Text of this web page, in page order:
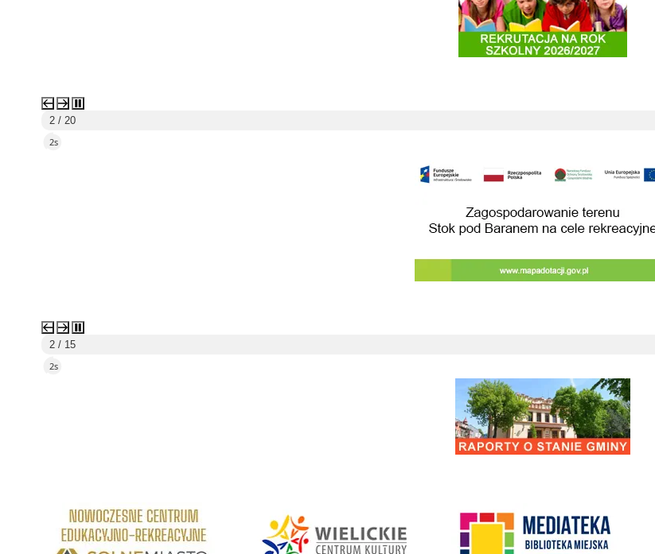
2 / 20
1s
2 / 15
1s
Raporty o stanie Gminy Wieliczka
link do strony Centrum Edukacyjno Rekreacyjne